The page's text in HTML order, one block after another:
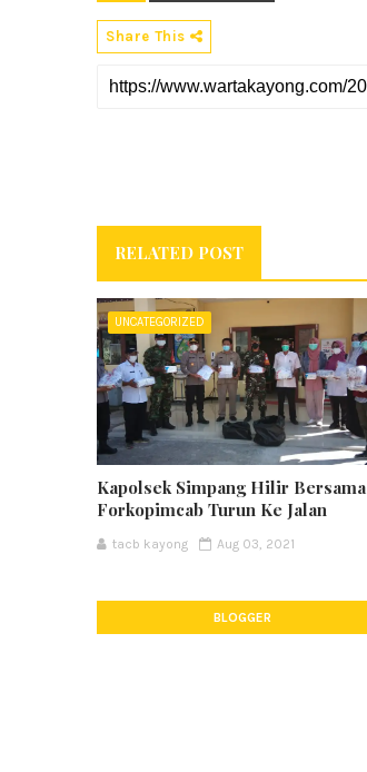
Share This
RELATED POST
UNCATEGORIZED
Kapolsek Simpang Hilir Bersama
Forkopimcab Turun Ke Jalan
tacb kayong Aug 03, 2021
BLOGGER